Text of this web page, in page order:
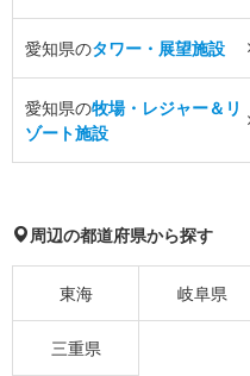
愛知県のタワー・展望施設
愛知県の牧場・レジャー＆リ
ゾート施設
周辺の都道府県から探す
東海 岐阜県
三重県